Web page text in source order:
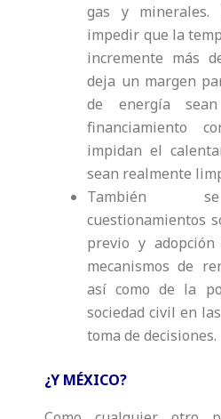
gas y minerales.
impedir que la
incremente más
deja un margen
de energía
financiamiento
impidan el
sean realmente
También
cuestionamientos
previo y
mecanismos de
así como de la
sociedad civil en
toma de decisiones.
¿Y MÉXICO?